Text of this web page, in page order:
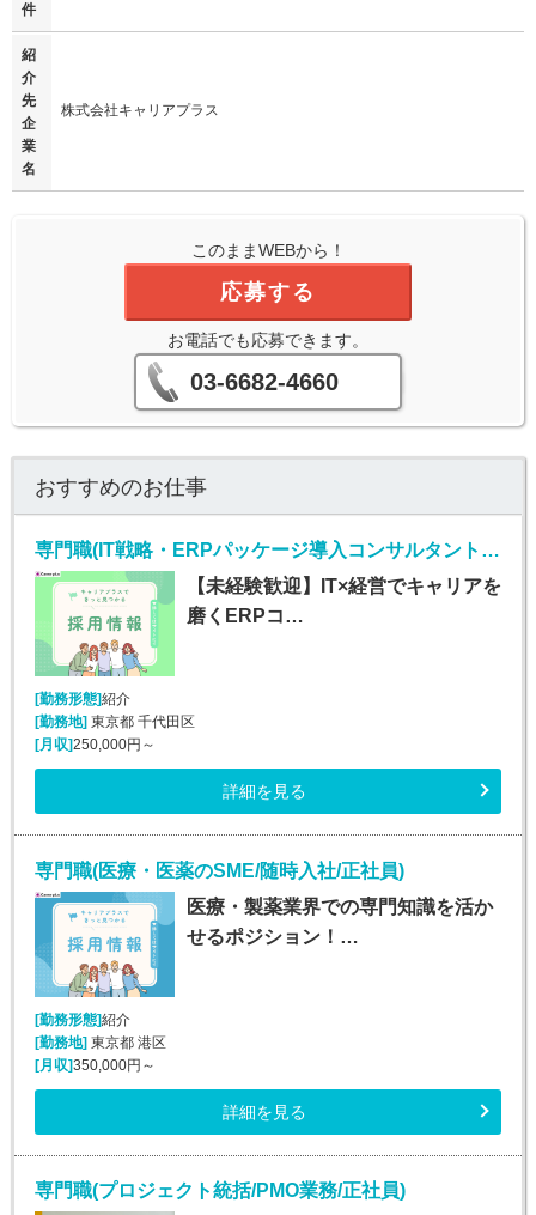
件
紹
介
先
企
業
名
株式会社キャリアプラス
このままWEBから！
応募する
お電話でも応募できます。
03-6682-4660
おすすめのお仕事
専門職(IT戦略・ERPパッケージ導入コンサルタント/未経験者歓迎)
【未経験歓迎】IT×経営でキャリアを
磨くERPコ…
[勤務形態]紹介
[勤務地]東京都 千代田区
[月収]250,000円～
詳細を見る
専門職(医療・医薬のSME/随時入社/正社員)
医療・製薬業界での専門知識を活か
せるポジション！…
[勤務形態]紹介
[勤務地]東京都 港区
[月収]350,000円～
詳細を見る
専門職(プロジェクト統括/PMO業務/正社員)